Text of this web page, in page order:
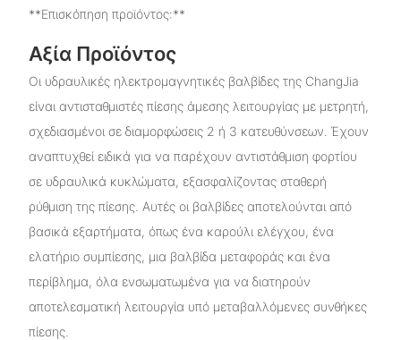
**Επισκόπηση προϊόντος:**
Αξία Προϊόντος
Οι υδραυλικές ηλεκτρομαγνητικές βαλβίδες της ChangJia
είναι αντισταθμιστές πίεσης άμεσης λειτουργίας με μετρητή,
σχεδιασμένοι σε διαμορφώσεις 2 ή 3 κατευθύνσεων. Έχουν
αναπτυχθεί ειδικά για να παρέχουν αντιστάθμιση φορτίου
σε υδραυλικά κυκλώματα, εξασφαλίζοντας σταθερή
ρύθμιση της πίεσης. Αυτές οι βαλβίδες αποτελούνται από
βασικά εξαρτήματα, όπως ένα καρούλι ελέγχου, ένα
ελατήριο συμπίεσης, μια βαλβίδα μεταφοράς και ένα
περίβλημα, όλα ενσωματωμένα για να διατηρούν
αποτελεσματική λειτουργία υπό μεταβαλλόμενες συνθήκες
πίεσης.